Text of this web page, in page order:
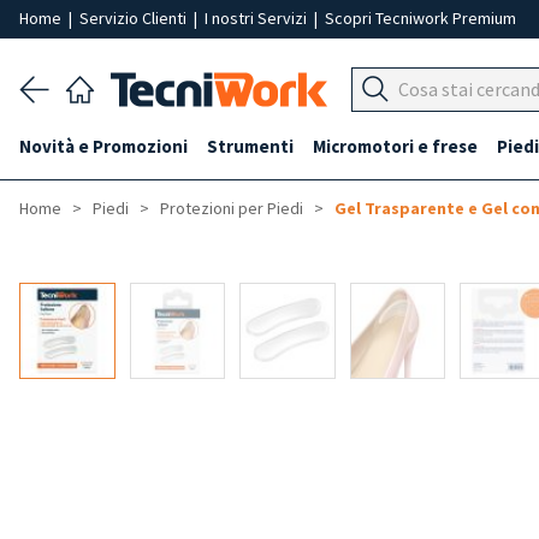
Home | Servizio Clienti | I nostri Servizi | Scopri Tecniwork Premium
Novità e Promozioni Strumenti Micromotori e frese Piedi
Home Piedi Protezioni per Piedi Gel Trasparente e Gel